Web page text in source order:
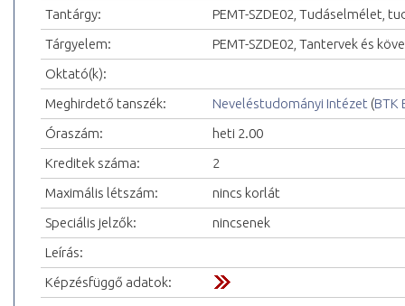
Tantárgy:
PEMT-SZDE02, Tudáselmélet,
Tárgyelem:
PEMT-SZDE02, Tantervek és
Oktató(k):
Meghirdető tanszék:
Neveléstudományi Intézet (BTK
Óraszám:
heti 2.00
Kreditek száma:
2
Maximális létszám:
nincs korlát
Speciális jelzők:
nincsenek
Leírás:
Képzésfüggő adatok: